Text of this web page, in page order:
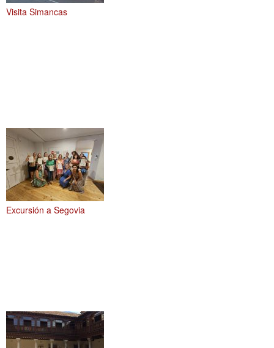
Visita Simancas
Excursión a Segovia